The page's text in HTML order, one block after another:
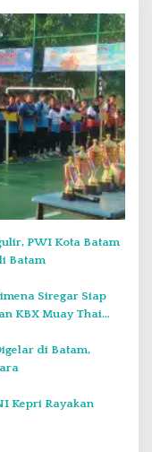
PWI Kota Batam
Batam
Siregar Siap
KBX Muay Thai
di Batam,
Kepri Rayakan